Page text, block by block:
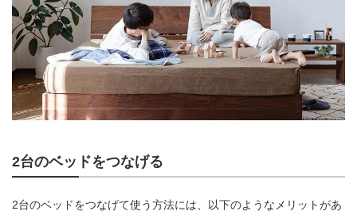
2台のベッドをつなげる
2台のベッドをつなげて使う方法には、以下のようなメリットがあ